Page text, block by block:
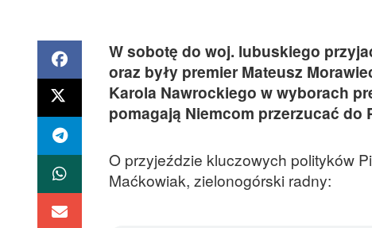
W sobotę do woj. lubuskiego
oraz były premier Mateusz
Karola Nawrockiego w wyborach
pomagają Niemcom przerzucać
O przyjeździe kluczowych polityków
Maćkowiak, zielonogórski radny: